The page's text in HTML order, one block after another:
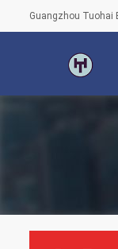
Guangzhou Tuohai